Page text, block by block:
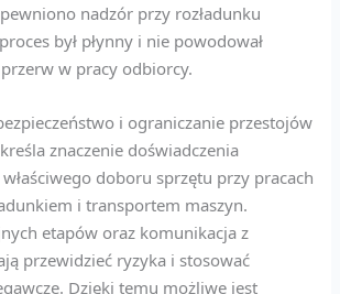
nadzór przy rozładunku
był płynny i nie powodował
w pracy odbiorcy.
i ograniczanie przestojów
znaczenie doświadczenia
doboru sprzętu przy pracach
i transportem maszyn.
etapów oraz komunikacja z
przewidzieć ryzyka i stosować
Dzięki temu możliwe jest